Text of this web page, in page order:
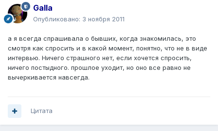
Galla
Опубликовано: 3 ноября 2011
а я всегда спрашивала о бывших, когда знакомилась, это
смотря как спросить и в какой момент, понятно, что не в виде
интервью. Ничего страшного нет, если хочется спросить,
ничего постыдного. прошлое уходит, но оно все равно не
вычеркивается навсегда.
Цитата